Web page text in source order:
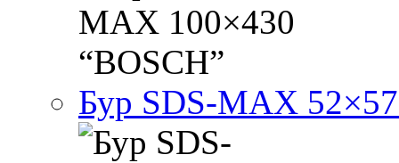
Бур SDS-MAX